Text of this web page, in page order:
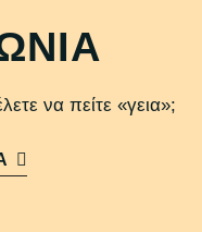
να πείτε «γεια»;